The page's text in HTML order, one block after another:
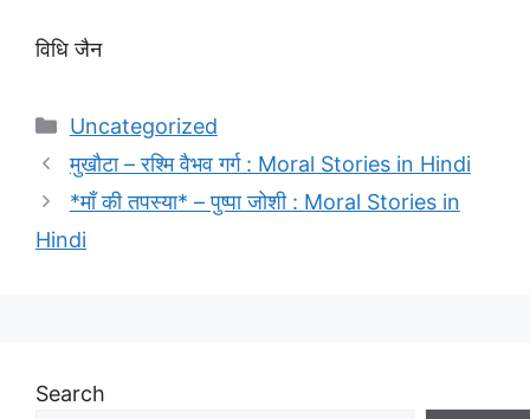
विधि जैन
Categories
Uncategorized
मुखौटा – रश्मि वैभव गर्ग : Moral Stories in Hindi
*माँ की तपस्या* – पुष्पा जोशी : Moral Stories in
Hindi
Search